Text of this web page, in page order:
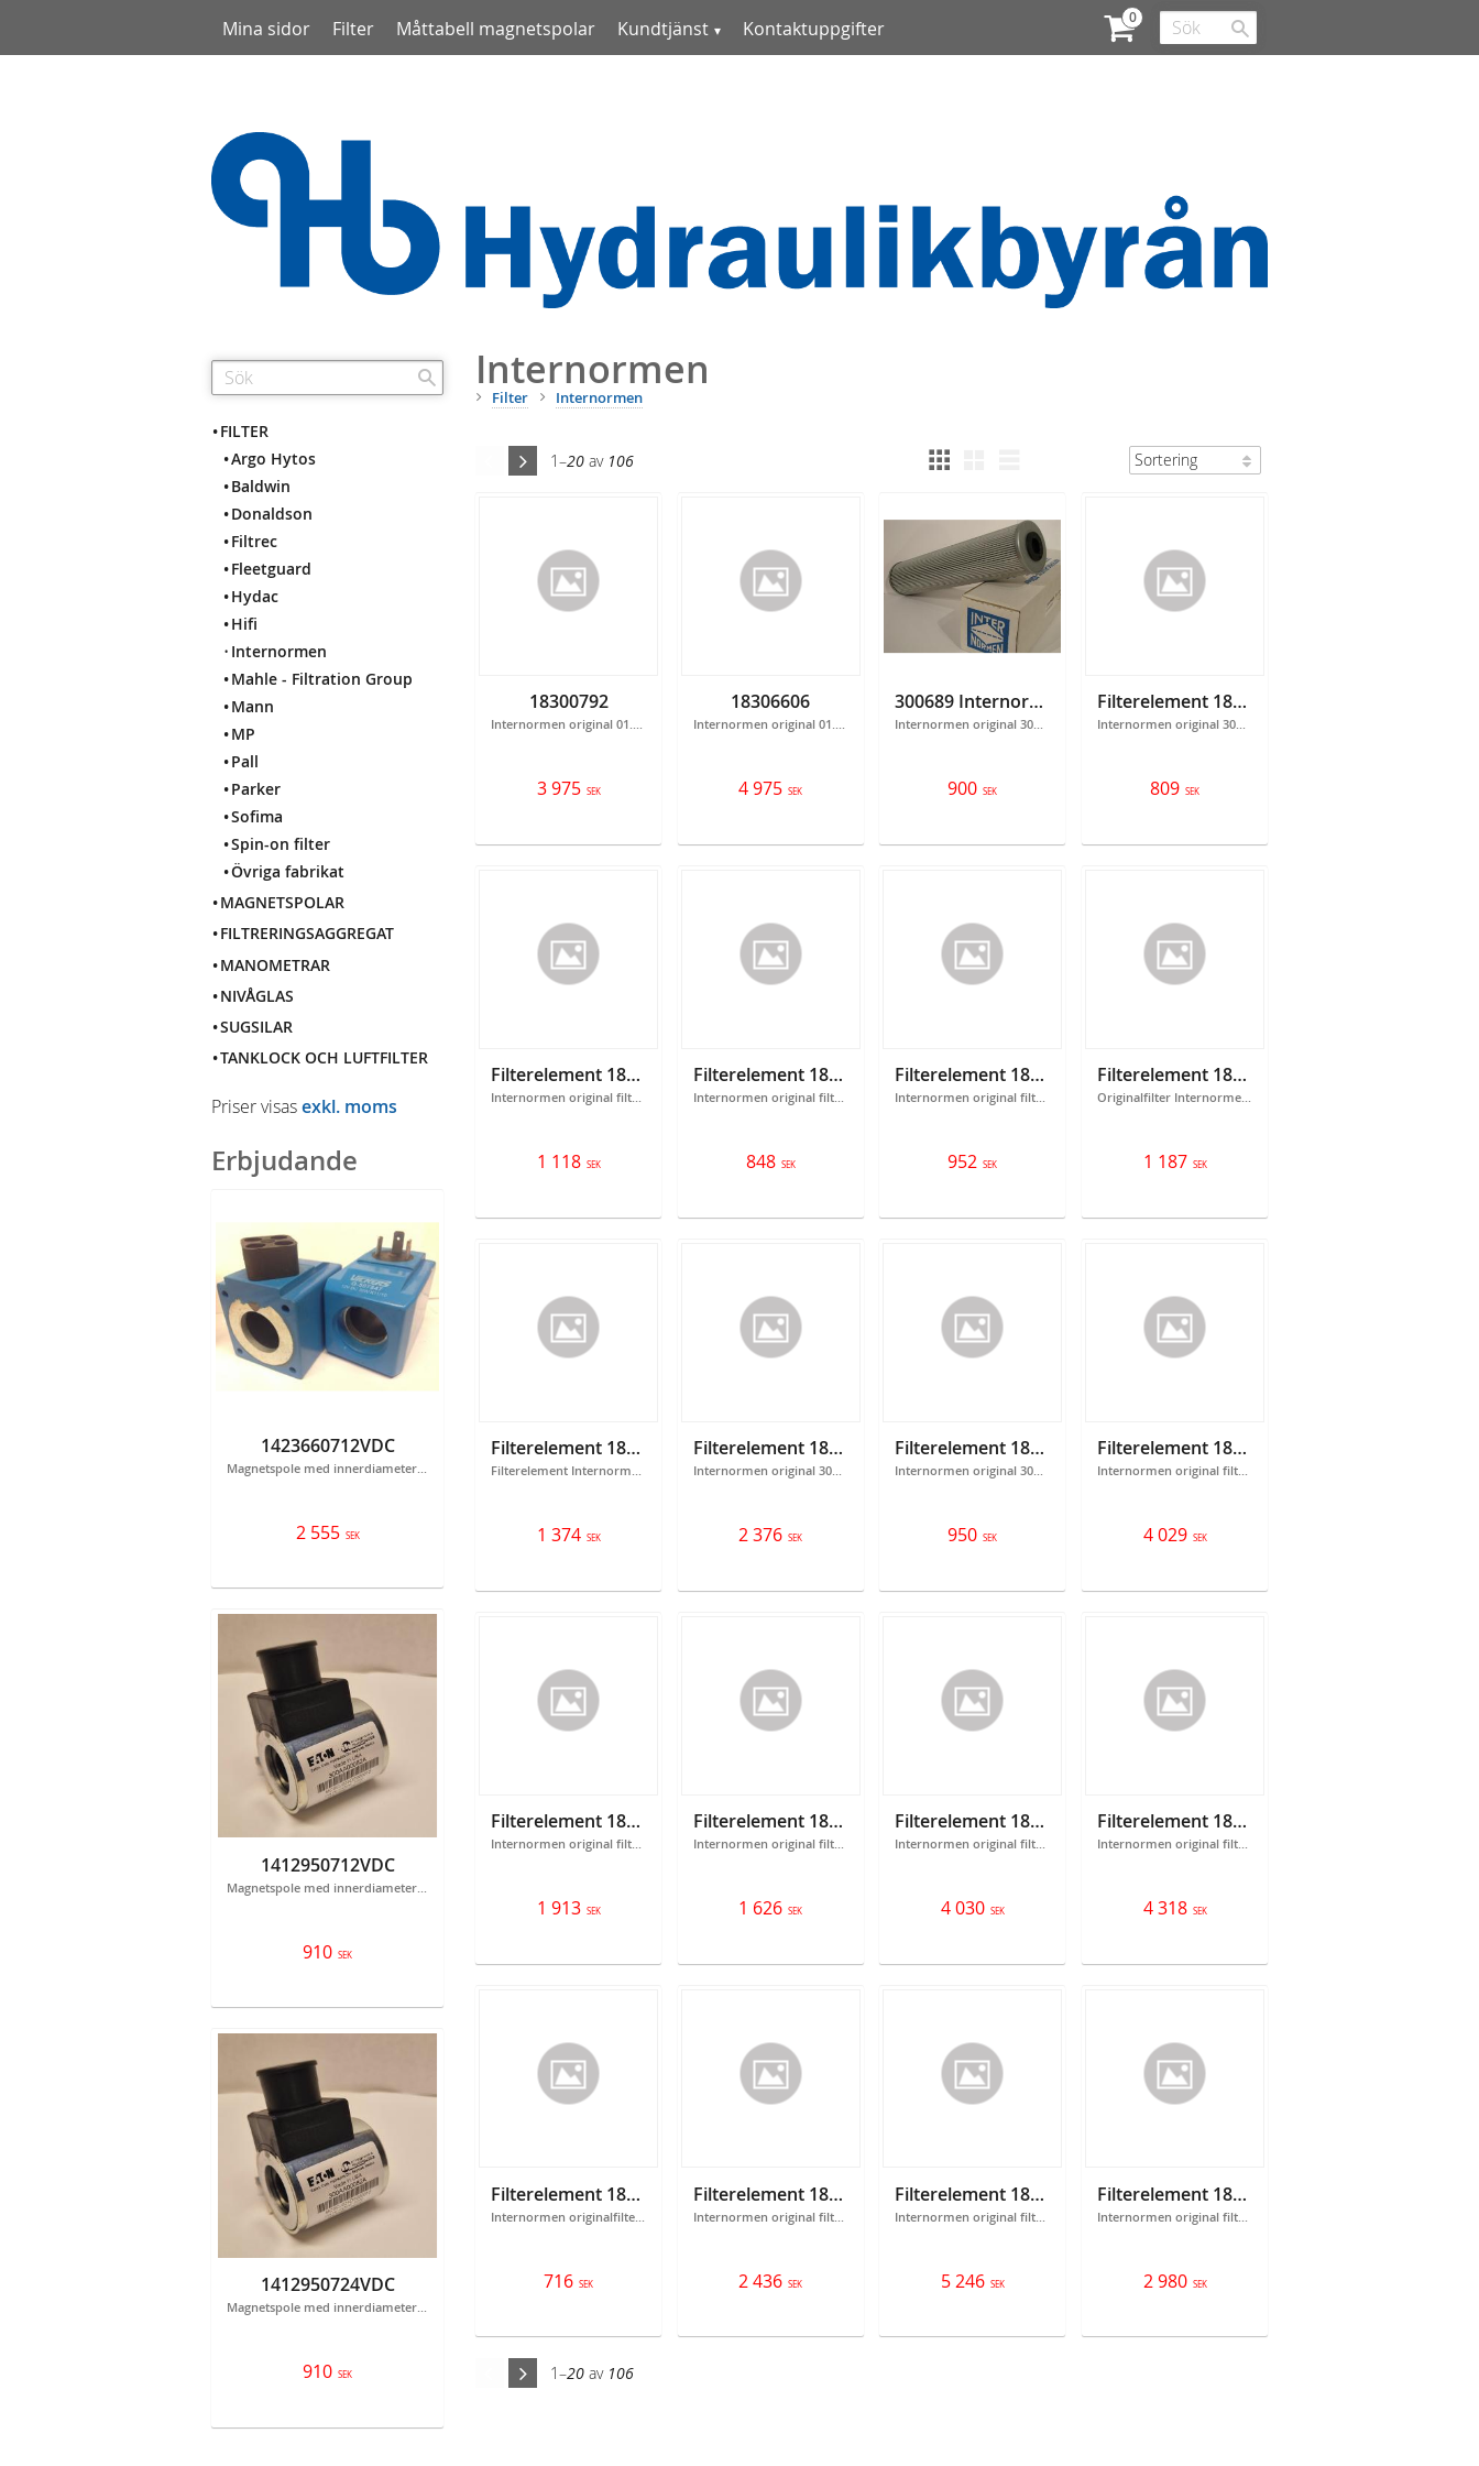
Mina sidor Filter Måttabell magnetspolar Kundtjänst Kontaktuppgifter
Internormen
Filter Internormen
1–20 av 106
18300792
Internormen original 01.NL.630.25VG.30.E.P (300792)
3 975 SEK
18306606
Internormen original 01..NR.1000.25VG.10.B.P (306606)
4 975 SEK
300689 Internormen
Internormen original 300689, 01.E.320.16VG.16SP.
900 SEK
Filterelement 18300104
Internormen original 300104
809 SEK
Filterelement 18300106
Internormen original filterelement 300106.
1 118 SEK
Filterelement 18300108
Internormen original filterelement 300108
848 SEK
Filterelement 18300612
Internormen original filterelement 300612
952 SEK
Filterelement 18301039
Originalfilter Internormen 301039 Filtrering: 10 micron
1 187 SEK
Filterelement 18301040
Filterelement Internormen original 301040 Filtrering: 10 micron
1 374 SEK
Filterelement 18301060
Internormen original 301060 Filtrering: 6 mikron
2 376 SEK
Filterelement 18301067
Internormen original 301067 Filtrering: 25 micron
950 SEK
Filterelement 18301086
Internormen original filterelement 301086 Filtrering: 12 micron
4 029 SEK
Filterelement 18301087
Internormen original filterelement 301087 Filtrering: 25 micron
1 913 SEK
Filterelement 18301088
Internormen original filterelement 301088 Filtrering: 25 micron
1 626 SEK
Filterelement 18301089
Internormen original filterelement 301089 Filtrering: 25 micron
4 030 SEK
Filterelement 18301090
Internormen original filterelement 301090 Filtrering: 6 micron
4 318 SEK
Filterelement 18301097
716 SEK
Filterelement 18301104
Internormen original filterelement 301104 Filtrering: 3 micron
2 436 SEK
Filterelement 18301105
5 246 SEK
Filterelement 18301106
2 980 SEK
1–20 av 106
FILTER
Argo Hytos
Baldwin
Donaldson
Filtrec
Fleetguard
Hydac
Hifi
Internormen
Mahle - Filtration Group
Mann
MP
Pall
Parker
Sofima
Spin-on filter
Övriga fabrikat
MAGNETSPOLAR
FILTRERINGSAGGREGAT
MANOMETRAR
NIVÅGLAS
SUGSILAR
TANKLOCK OCH LUFTFILTER
Priser visasexkl. moms
Erbjudande
1423660712VDC
2 555 SEK
1412950712VDC
910 SEK
1412950724VDC
Magnetspole med innerdiameter 12,9 mm och längd 50,7 mm 24VDC på 23W.
910 SEK